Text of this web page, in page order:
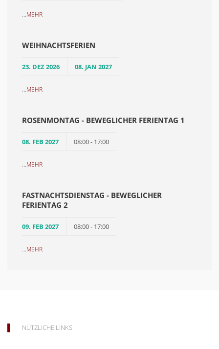
...MEHR
WEIHNACHTSFERIEN
23. DEZ 2026 08. JAN 2027
...MEHR
ROSENMONTAG - BEWEGLICHER FERIENTAG 1
08. FEB 2027 08:00 - 17:00
...MEHR
FASTNACHTSDIENSTAG - BEWEGLICHER
FERIENTAG 2
09. FEB 2027 08:00 - 17:00
...MEHR
NÜTZLICHE LINKS